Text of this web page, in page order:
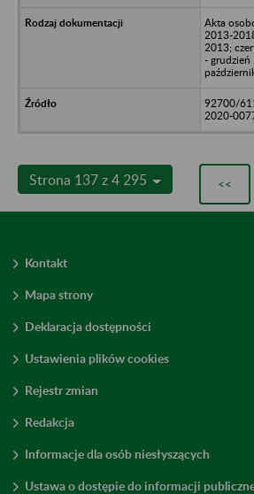
Akta
2013-
2013;
- grudzień
92700/
2020-
Strona 137 z 4 295 <<
Kontakt
Mapa strony
Deklaracja dostępności
Ustawienia plików cookies
Rejestr zmian
Redakcja
Informacje dla osób niesłyszących
Ustawa o dostępie do informacji